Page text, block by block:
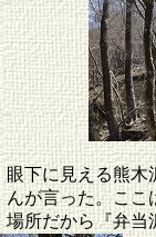
眼下に見える熊木
んが言った。ここ
場所だから『弁当